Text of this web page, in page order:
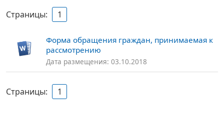
Страницы:
1
Форма обращения граждан, принимаемая к
рассмотрению
Дата размещения: 03.10.2018
Страницы: 1